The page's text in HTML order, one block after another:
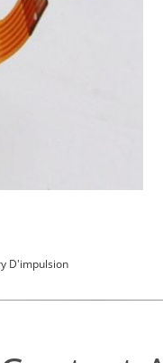
D'impulsion